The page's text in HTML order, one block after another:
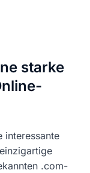
starke
interessante
.com-